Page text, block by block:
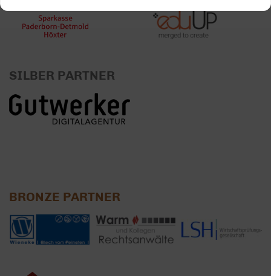
SILBER PARTNER
BRONZE PARTNER